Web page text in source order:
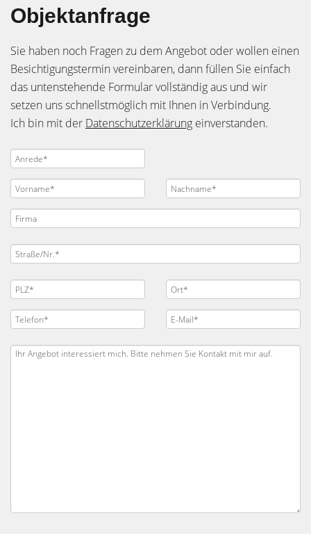
Objektanfrage
Sie haben noch Fragen zu dem Angebot oder wollen einen
Besichtigungstermin vereinbaren, dann füllen Sie einfach
das untenstehende Formular vollständig aus und wir
setzen uns schnellstmöglich mit Ihnen in Verbindung.
Ich bin mit der Datenschutzerklärung einverstanden.